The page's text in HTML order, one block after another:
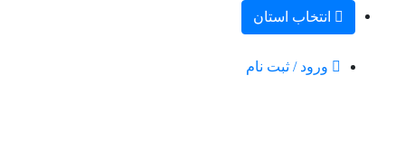
ورود / ثبت نام